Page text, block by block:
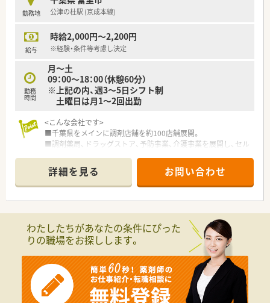
勤務地 公津の杜駅 (京成本線)
給与
時給2,000円～2,200円
※経験・条件等考慮し決定
勤務
時間
月～土
09：00～18：00（休憩60分）
※上記の内、週3～5日シフト制
土曜日は月1～2回出勤
<こんな会社です>
■千葉県をメインに調剤店舗を約100店舗展開。
■調剤薬局、ドラッグストア、予防事業、介護事業を展開し、セル
ています。
■セルフメディケーションと在宅医療を推進し、看護師や管理栄
養士、ケアマネージャー、登録販売者など幅広い職種の従業員が
在籍しており職種を超えた連携で地域の健康をサポートしてい
■全店で分離申請となっており、調剤業務に専念できる就業環境
となっております。レジ打ちや品出しは行わず、薬局を併設して
いない店舗への配属はございません。
■調剤併設ドラッグストアや総合病院門、在宅医療専門など様々
なタイプの薬局があり、活躍の場が幅広く用意されております。
ご希望の方には在宅医療の分野などへ進んでいくことも可能で、
薬剤師としてスキルアップを目指していけます。
詳細を見る お問い合わせ
わたしたちがあなたの条件にぴった
りの職場をお探しします。